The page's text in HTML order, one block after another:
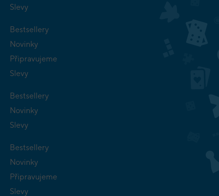
Slevy
Bestsellery
Novinky
Připravujeme
Slevy
Bestsellery
Novinky
Slevy
Bestsellery
Novinky
Připravujeme
Slevy